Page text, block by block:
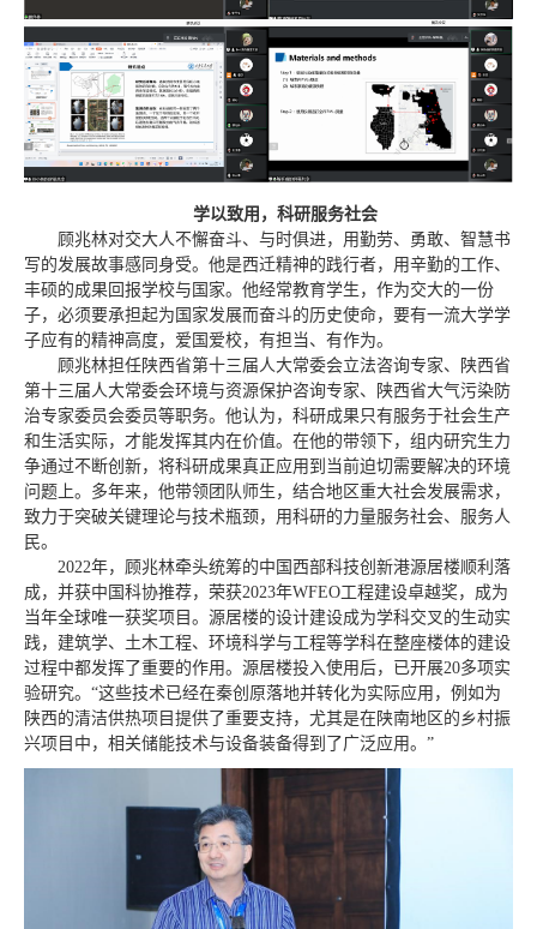
学以致用，科研服务社会
顾兆林对交大人不懈奋斗、与时俱进，用勤劳、勇敢、智慧书
写的发展故事感同身受。他是西迁精神的践行者，用辛勤的工作、
丰硕的成果回报学校与国家。他经常教育学生，作为交大的一份
子，必须要承担起为国家发展而奋斗的历史使命，要有一流大学学
子应有的精神高度，爱国爱校，有担当、有作为。
顾兆林担任陕西省第十三届人大常委会立法咨询专家、陕西省
第十三届人大常委会环境与资源保护咨询专家、陕西省大气污染防
治专家委员会委员等职务。他认为，科研成果只有服务于社会生产
和生活实际，才能发挥其内在价值。在他的带领下，组内研究生力
争通过不断创新，将科研成果真正应用到当前迫切需要解决的环境
问题上。多年来，他带领团队师生，结合地区重大社会发展需求，
致力于突破关键理论与技术瓶颈，用科研的力量服务社会、服务人
民。
2022年，顾兆林牵头统筹的中国西部科技创新港源居楼顺利落
成，并获中国科协推荐，荣获2023年WFEO工程建设卓越奖，成为
当年全球唯一获奖项目。源居楼的设计建设成为学科交叉的生动实
践，建筑学、土木工程、环境科学与工程等学科在整座楼体的建设
过程中都发挥了重要的作用。源居楼投入使用后，已开展20多项实
验研究。“这些技术已经在秦创原落地并转化为实际应用，例如为
陕西的清洁供热项目提供了重要支持，尤其是在陕南地区的乡村振
兴项目中，相关储能技术与设备装备得到了广泛应用。”